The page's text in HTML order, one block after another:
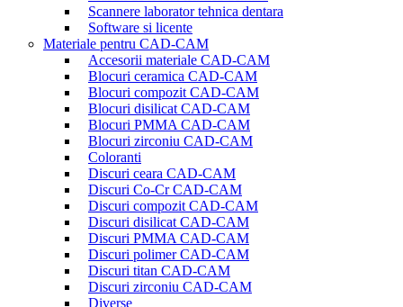
Scannere laborator tehnica dentara
Software si licente
Materiale pentru CAD-CAM
Accesorii materiale CAD-CAM
Blocuri ceramica CAD-CAM
Blocuri compozit CAD-CAM
Blocuri disilicat CAD-CAM
Blocuri PMMA CAD-CAM
Blocuri zirconiu CAD-CAM
Coloranti
Discuri ceara CAD-CAM
Discuri Co-Cr CAD-CAM
Discuri compozit CAD-CAM
Discuri disilicat CAD-CAM
Discuri PMMA CAD-CAM
Discuri polimer CAD-CAM
Discuri titan CAD-CAM
Discuri zirconiu CAD-CAM
Diverse